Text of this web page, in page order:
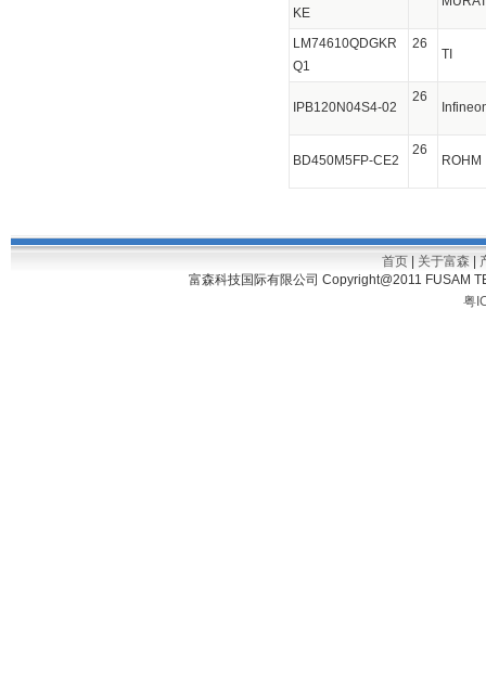
KE
LM74610QDGKR
Q1
26
TI
IPB120N04S4-02
26
BD450M5FP-CE2
26
首页 关于富森
富森科技国际有限公司 Copyright@2011 FUSAM
粤